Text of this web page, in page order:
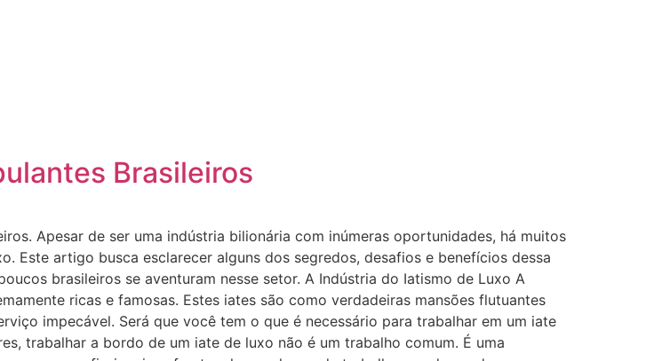
Brasileiros
Apesar de ser uma indústria bilionária com inúmeras oportunidades, há muitos
Este artigo busca esclarecer alguns dos segredos, desafios e benefícios dessa
brasileiros se aventuram nesse setor. A Indústria do Iatismo de Luxo A
ricas e famosas. Estes iates são como verdadeiras mansões flutuantes
impecável. Será que você tem o que é necessário para trabalhar em um iate
trabalhar a bordo de um iate de luxo não é um trabalho comum. É uma